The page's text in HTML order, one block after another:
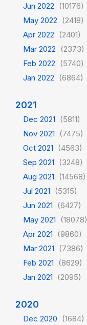
Jun 2022 (10176)
May 2022 (2418)
Apr 2022 (2401)
Mar 2022 (2373)
Feb 2022 (5740)
Jan 2022 (6864)
2021
Dec 2021 (5811)
Nov 2021 (7475)
Oct 2021 (4563)
Sep 2021 (3248)
Aug 2021 (14568)
Jul 2021 (5315)
Jun 2021 (6427)
May 2021 (18078)
Apr 2021 (9860)
Mar 2021 (7386)
Feb 2021 (8629)
Jan 2021 (2095)
2020
Dec 2020 (1684)